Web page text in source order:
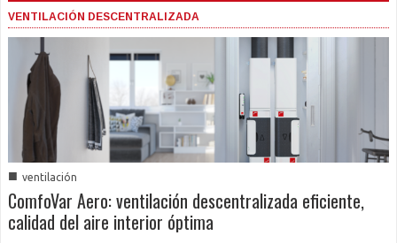
VENTILACIÓN DESCENTRALIZADA
■ ventilación
ComfoVar Aero: ventilación descentralizada eficiente,
calidad del aire interior óptima